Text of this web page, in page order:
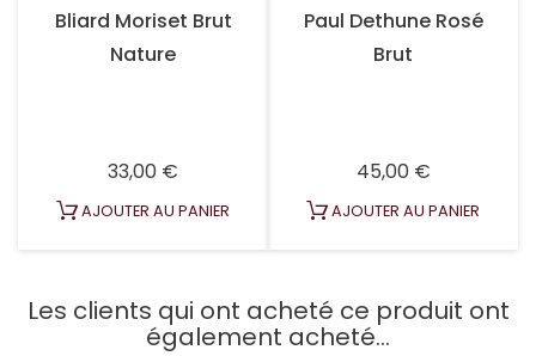
Bliard Moriset Brut
Nature
33,00 €
AJOUTER AU PANIER
Paul Dethune Rosé
Brut
45,00 €Prix
AJOUTER AU PANIER
Les clients qui ont acheté ce produit ont
également acheté...